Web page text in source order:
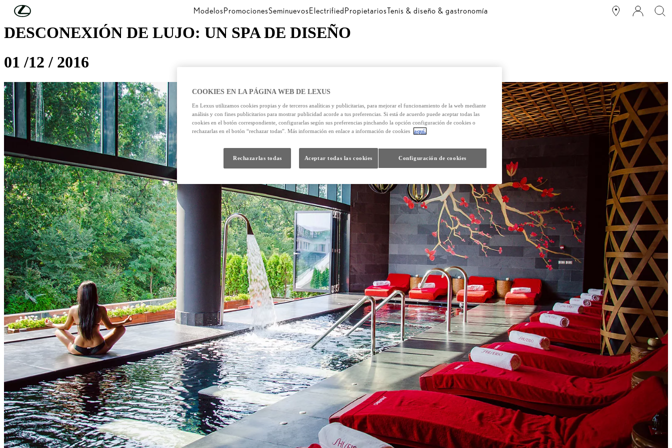
Skip to Main Content ModelosPromocionesSeminuevosElectrifiedPropietariosTenis & diseño & gastronomía
DESCONEXIÓN DE LUJO: UN SPA DE DISEÑO
01 /12 / 2016
COOKIES EN LA PÁGINA WEB DE LEXUS
En Lexus utilizamos cookies propias y de terceros analíticas y publicitarias, para mejorar el funcionamiento de la web mediante
análisis y con fines publicitarios para mostrar publicidad acorde a tus preferencias. Si está de acuerdo puede aceptar todas las
cookies en el botón correspondiente, configurarlas según sus preferencias pinchando la opción configuración de cookies o
rechazarlas en el botón “rechazar todas”. Más información en enlace a información de cookies
aquí.
Configuración de cookies
Rechazarlas todas Aceptar todas las cookies